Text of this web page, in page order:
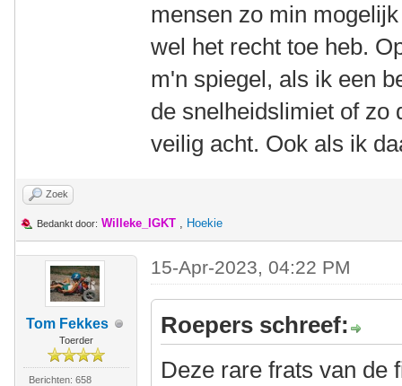
mensen zo min
wel het recht toe heb.
m'n spiegel, als ik een
de snelheidslimiet of zo
veilig acht. Ook als ik
Zoek
Bedankt door: Willeke_IGKT , Hoekie
Tom Fekkes
Toerder
Berichten: 658
15-Apr-2023, 04:22 PM
Roepers schreef:
Deze rare frats van de